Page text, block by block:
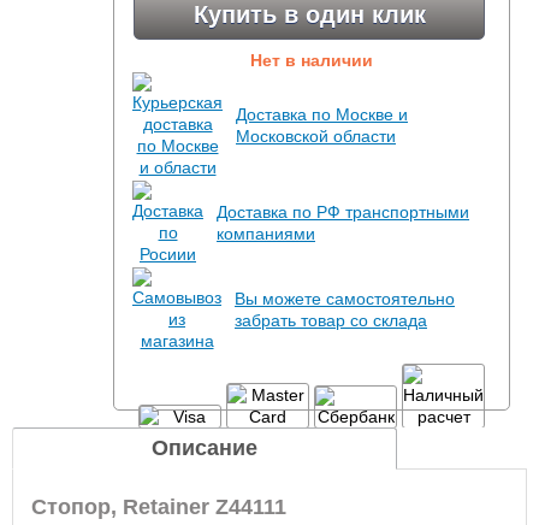
Купить в один клик
Нет в наличии
Доставка по Москве и
Московской области
Доставка по РФ транспортными
компаниями
Вы можете самостоятельно
забрать товар со склада
Описание
Стопор, Retainer Z44111